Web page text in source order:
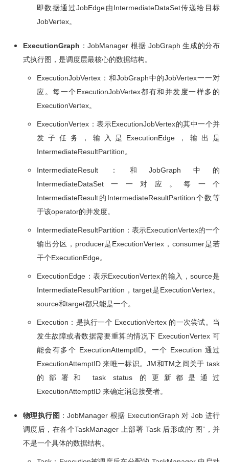
即数据通过JobEdge由IntermediateDataSet传递给目标
JobVertex。
ExecutionGraph ：JobManager 根据 JobGraph 生成的分布
式执行图，是调度层最核心的数据结构。
ExecutionJobVertex：和JobGraph中的JobVertex一一对
应。每一个ExecutionJobVertex都有和并发度一样多的
ExecutionVertex。
ExecutionVertex：表示ExecutionJobVertex的其中一个并
发子任务，输入是ExecutionEdge，输出是
IntermediateResultPartition。
IntermediateResult：和JobGraph中的
IntermediateDataSet一一对应。每一个
IntermediateResult的IntermediateResultPartition个数等
于该operator的并发度。
IntermediateResultPartition：表示ExecutionVertex的一个
输出分区，producer是ExecutionVertex，consumer是若
干个ExecutionEdge。
ExecutionEdge：表示ExecutionVertex的输入，source是
IntermediateResultPartition，target是ExecutionVertex。
source和target都只能是一个。
Execution：是执行一个 ExecutionVertex 的一次尝试。当
发生故障或者数据需要重算的情况下 ExecutionVertex 可
能会有多个 ExecutionAttemptID。一个 Execution 通过
ExecutionAttemptID 来唯一标识。JM和TM之间关于 task
的部署和 task status 的更新都是通过
ExecutionAttemptID 来确定消息接受者。
物理执行图 ：JobManager 根据 ExecutionGraph 对 Job 进行
调度后，在各个TaskManager 上部署 Task 后形成的“图”，并
不是一个具体的数据结构。